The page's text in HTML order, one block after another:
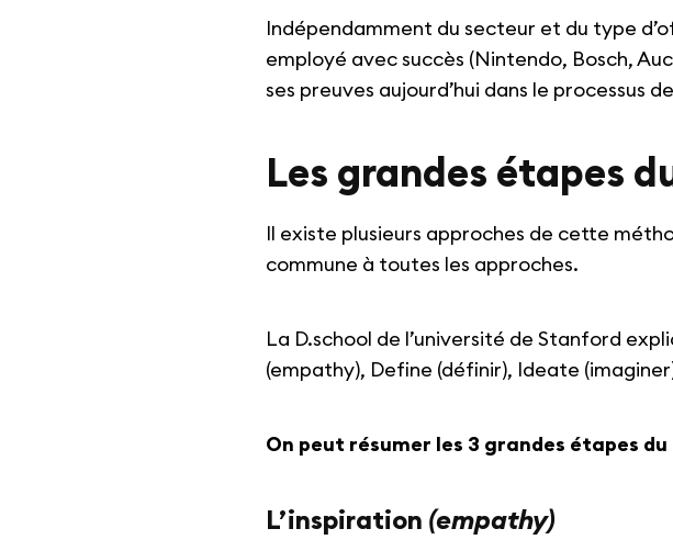
Indépendamment du secteur et du type
employé avec succès (Nintendo, Bosch,
ses preuves aujourd’hui dans le processus
Les grandes étapes
Il existe plusieurs approches de cette
commune à toutes les approches.
La D.school de l’université de Stanford
(empathy), Define (définir), Ideate
On peut résumer les 3 grandes étapes
L’inspiration (empathy)